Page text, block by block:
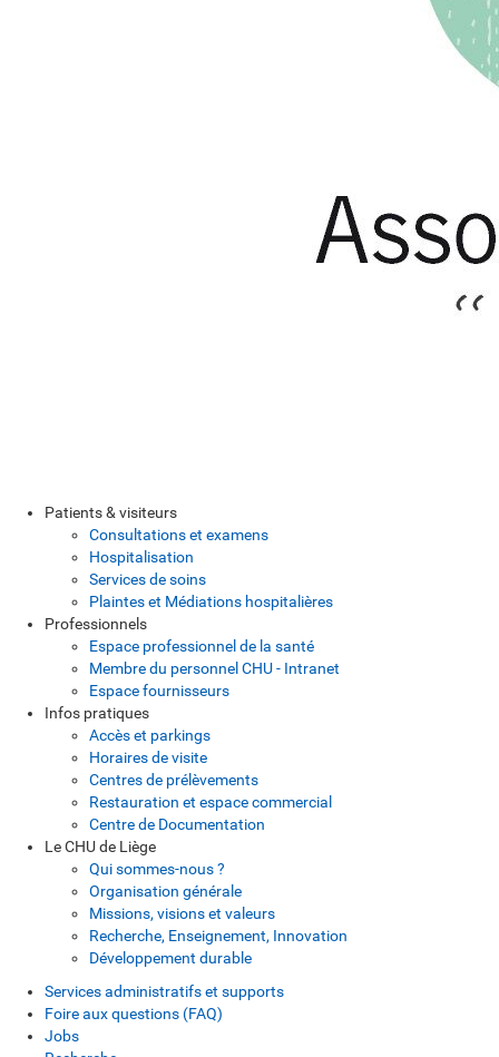
Patients & visiteurs
Consultations et examens
Hospitalisation
Services de soins
Plaintes et Médiations hospitalières
Professionnels
Espace professionnel de la santé
Membre du personnel CHU - Intranet
Espace fournisseurs
Infos pratiques
Accès et parkings
Horaires de visite
Centres de prélèvements
Restauration et espace commercial
Centre de Documentation
Le CHU de Liège
Qui sommes-nous ?
Organisation générale
Missions, visions et valeurs
Recherche, Enseignement, Innovation
Développement durable
Services administratifs et supports
Foire aux questions (FAQ)
Jobs